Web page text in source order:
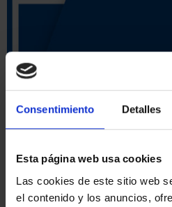
Consentimiento Detalles
Esta página web usa cookies
Las cookies de este sitio web
el contenido y los anuncios,